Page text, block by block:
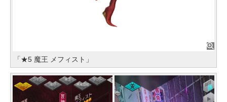
「★5 魔王 メフィスト」